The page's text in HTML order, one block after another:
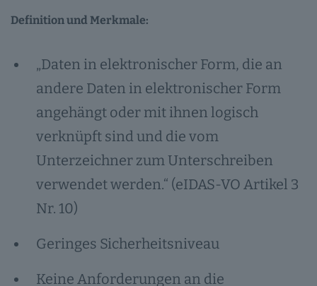
Definition und Merkmale:
„Daten in elektronischer Form, die an
andere Daten in elektronischer Form
angehängt oder mit ihnen logisch
verknüpft sind und die vom
Unterzeichner zum Unterschreiben
verwendet werden.“ (eIDAS-VO Artikel 3
Nr. 10)
Geringes Sicherheitsniveau
Keine Anforderungen an die